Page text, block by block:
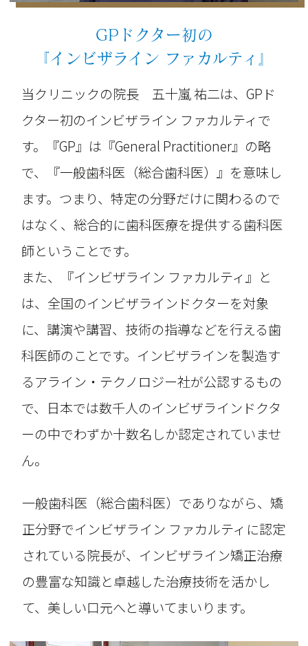
GPドクター初の
『インビザライン ファカルティ』
当クリニックの院長 五十嵐 祐二は、GPド
クター初のインビザライン ファカルティで
す。『GP』は『General Practitioner』の略
で、『一般歯科医（総合歯科医）』を意味し
ます。つまり、特定の分野だけに関わるので
はなく、総合的に歯科医療を提供する歯科医
師ということです。
また、『インビザライン ファカルティ』と
は、全国のインビザラインドクターを対象
に、講演や講習、技術の指導などを行える歯
科医師のことです。インビザラインを製造す
るアライン・テクノロジー社が公認するもの
で、日本では数千人のインビザラインドクタ
ーの中でわずか十数名しか認定されていませ
ん。
一般歯科医（総合歯科医）でありながら、矯
正分野でインビザライン ファカルティに認定
されている院長が、インビザライン矯正治療
の豊富な知識と卓越した治療技術を活かし
て、美しい口元へと導いてまいります。